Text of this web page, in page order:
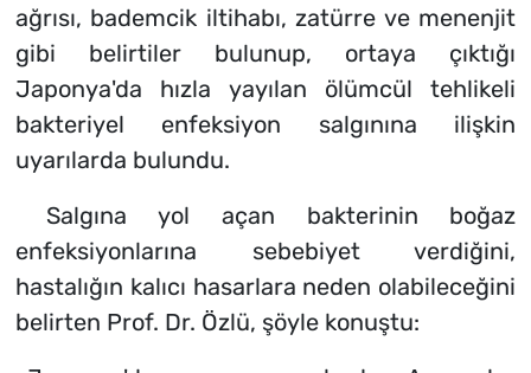
ağrısı, bademcik iltihabı, zatürre ve menenjit
gibi belirtiler bulunup, ortaya çıktığı
Japonya'da hızla yayılan ölümcül tehlikeli
bakteriyel enfeksiyon salgınına ilişkin
uyarılarda bulundu.
Salgına yol açan bakterinin boğaz
enfeksiyonlarına sebebiyet verdiğini,
hastalığın kalıcı hasarlara neden olabileceğini
belirten Prof. Dr. Özlü, şöyle konuştu: